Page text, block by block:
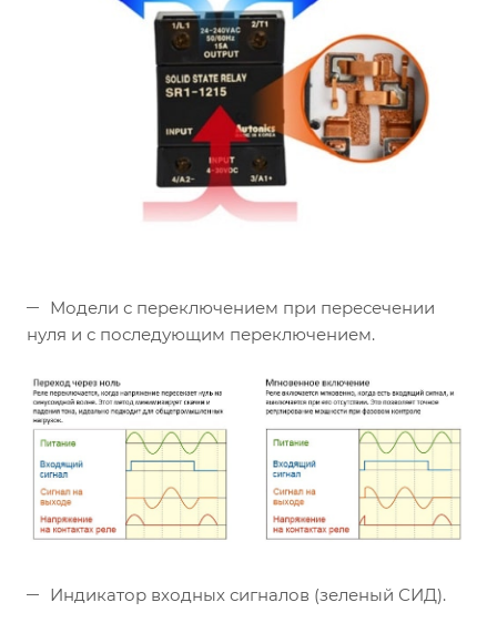
Модели с переключением при пересечении
нуля и с последующим переключением.
Индикатор входных сигналов (зеленый СИД).